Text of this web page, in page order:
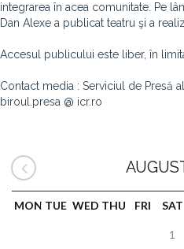
integrarea în acea comunitate. Pe
Dan Alexe a publicat teatru şi a
Accesul publicului este liber, în
Contact media : Serviciul de Presă
biroul.presa @ icr.ro
MON TUE WED THU FRI SAT
1